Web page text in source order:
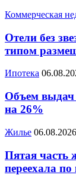
Коммерческая
Отели без
типом
Ипотека
Объем выдач
на 26%
Жилье
Пятая часть
переехала